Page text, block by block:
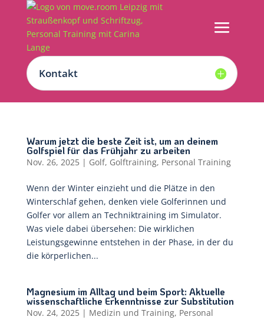
Kontakt
Warum jetzt die beste Zeit ist, um an deinem
Golfspiel für das Frühjahr zu arbeiten
Nov. 26, 2025| Golf, Golftraining, Personal Training
Wenn der Winter einzieht und die Plätze in den
Winterschlaf gehen, denken viele Golferinnen und
Golfer vor allem an Techniktraining im Simulator.
Was viele dabei übersehen: Die wirklichen
Leistungsgewinne entstehen in der Phase, in der du
die körperlichen...
Magnesium im Alltag und beim Sport: Aktuelle
wissenschaftliche Erkenntnisse zur Substitution
Nov. 24, 2025| Medizin und Training, Personal